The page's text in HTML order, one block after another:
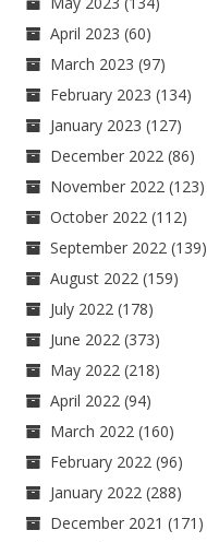
April 2023 (60)
March 2023 (97)
February 2023 (134)
January 2023 (127)
December 2022 (86)
November 2022 (123)
October 2022 (112)
September 2022 (139)
August 2022 (159)
July 2022 (178)
June 2022 (373)
May 2022 (218)
April 2022 (94)
March 2022 (160)
February 2022 (96)
January 2022 (288)
December 2021 (171)